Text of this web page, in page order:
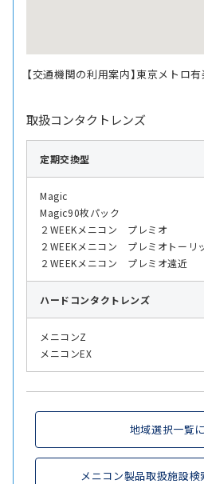
【交通機関の利用案内】東京メトロ
取扱コンタクトレンズ
定期交換型
Magic
Magic90枚パック
２WEEKメニコン プレミオ
２WEEKメニコン プレミオトーリ
２WEEKメニコン プレミオ遠近
ハード コンタクトレンズ
メニコンZ
メニコンEX
地域選択一覧
メニコン製品取扱施設検